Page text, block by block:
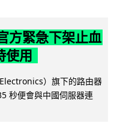
方緊急下架止血
使用
）旗下的路由器
秒便會與中國伺服器連